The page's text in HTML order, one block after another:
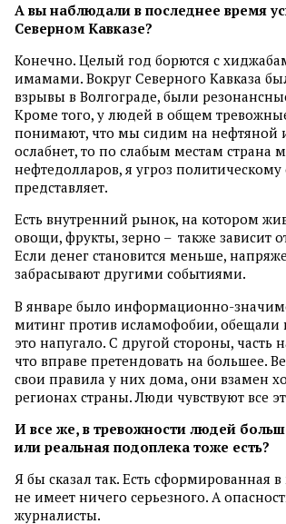
А вы наблюдали в последнее время
Северном Кавказе?
Конечно. Целый год борются с
имамами. Вокруг Северного Кавказа
взрывы в Волгограде, были
Кроме того, у людей в общем
понимают, что мы сидим на нефтяной
ослабнет, то по слабым местам страна
нефтедолларов, я угроз политическому
представляет.
Есть внутренний рынок, на котором
овощи, фрукты, зерно – также зависит
Если денег становится меньше,
забрасывают другими событиями.
В январе было информационно-
митинг против исламофобии,
это напугало. С другой стороны, часть
что вправе претендовать на большее.
свои правила у них дома, они взамен
регионах страны. Люди чувствуют все
И все же, в тревожности людей
или реальная подоплека тоже есть?
Я бы сказал так. Есть сформированная
не имеет ничего серьезного. А
журналисты.